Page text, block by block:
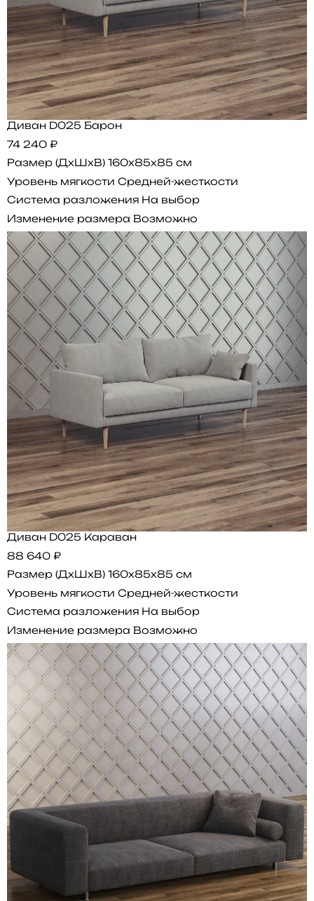
Диван D025 Барон
74 240 ₽
Размер (ДхШхВ) 160x85x85 см
Уровень мягкости Средней-жесткости
Система разложения На выбор
Изменение размера Возможно
Диван D025 Караван
88 640 ₽
Размер (ДхШхВ) 160x85x85 см
Уровень мягкости Средней-жесткости
Система разложения На выбор
Изменение размера Возможно